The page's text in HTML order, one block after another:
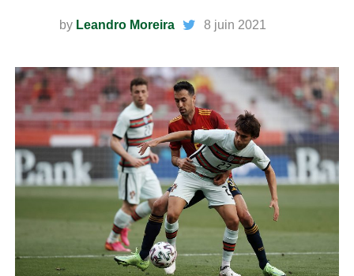
by Leandro Moreira 8 juin 2021